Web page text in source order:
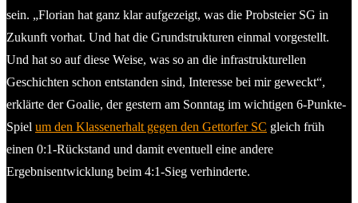
sein. „Florian hat ganz klar aufgezeigt, was die Probsteier SG in
Zukunft vorhat. Und hat die Grundstrukturen einmal vorgestellt.
Und hat so auf diese Weise, was so an die infrastrukturellen
Geschichten schon entstanden sind, Interesse bei mir geweckt“,
erklärte der Goalie, der gestern am Sonntag im wichtigen 6-Punkte-
Spiel um den Klassenerhalt gegen den Gettorfer SC gleich früh
einen 0:1-Rückstand und damit eventuell eine andere
Ergebnisentwicklung beim 4:1-Sieg verhinderte.